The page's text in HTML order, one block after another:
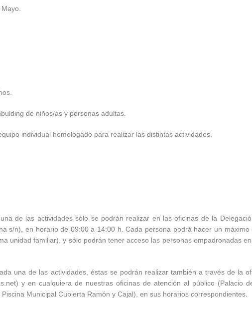
de niños/as y personas adultas.
individual homologado para realizar las distintas actividades.
de las actividades sólo se podrán realizar en las oficinas de la
s/n), en horario de 09:00 a 14:00 h. Cada persona podrá hacer un máximo
unidad familiar), y sólo podrán tener acceso las personas empadronadas
una de las actividades, éstas se podrán realizar también a través de la
y en cualquiera de nuestras oficinas de atención al público (Palacio
Municipal Cubierta Ramón y Cajal), en sus horarios correspondientes.